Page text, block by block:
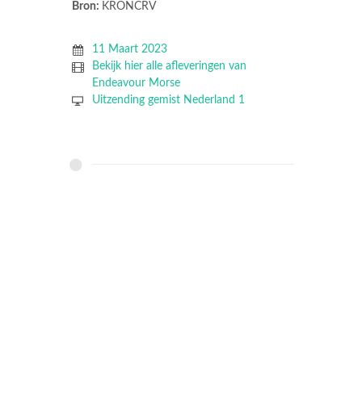
Bron: KRONCRV
11 Maart 2023
Bekijk hier alle afleveringen van
Endeavour Morse
Uitzending gemist Nederland 1